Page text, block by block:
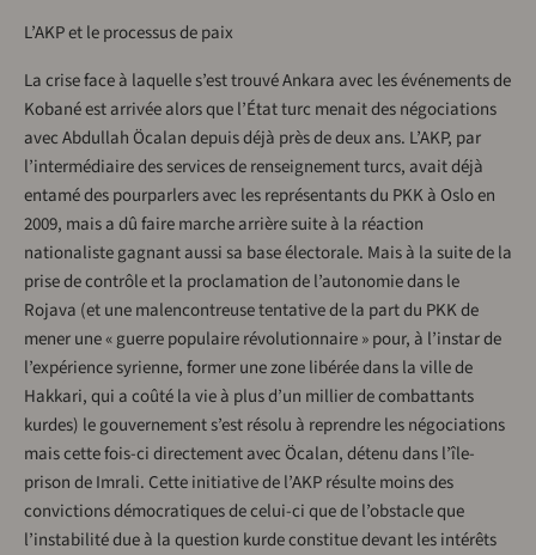
L’AKP et le processus de paix
La crise face à laquelle s’est trouvé Ankara avec les événements de
Kobané est arrivée alors que l’État turc menait des négociations
avec Abdullah Öcalan depuis déjà près de deux ans. L’AKP, par
l’intermédiaire des services de renseignement turcs, avait déjà
entamé des pourparlers avec les représentants du PKK à Oslo en
2009, mais a dû faire marche arrière suite à la réaction
nationaliste gagnant aussi sa base électorale. Mais à la suite de la
prise de contrôle et la proclamation de l’autonomie dans le
Rojava (et une malencontreuse tentative de la part du PKK de
mener une « guerre populaire révolutionnaire » pour, à l’instar de
l’expérience syrienne, former une zone libérée dans la ville de
Hakkari, qui a coûté la vie à plus d’un millier de combattants
kurdes) le gouvernement s’est résolu à reprendre les négociations
mais cette fois-ci directement avec Öcalan, détenu dans l’île-
prison de Imrali. Cette initiative de l’AKP résulte moins des
convictions démocratiques de celui-ci que de l’obstacle que
l’instabilité due à la question kurde constitue devant les intérêts